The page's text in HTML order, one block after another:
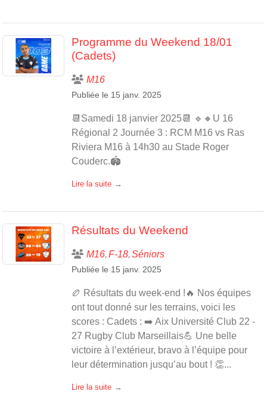
Programme du Weekend 18/01
(Cadets)
M16
Publiée le 15 janv. 2025
📆Samedi 18 janvier 2025📆 🔹🔸U 16
Régional 2 Journée 3 : RCM M16 vs Ras
Riviera M16 à 14h30 au Stade Roger
Couderc.🏟️
Lire la suite
Résultats du Weekend
M16 F-18 Séniors
Publiée le 15 janv. 2025
🏉 Résultats du week-end !🔥 Nos équipes
ont tout donné sur les terrains, voici les
scores : Cadets : ➡️ Aix Université Club 22 -
27 Rugby Club Marseillais💪 Une belle
victoire à l’extérieur, bravo à l’équipe pour
leur détermination jusqu’au bout ! 👏...
Lire la suite